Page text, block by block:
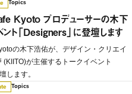
Topics
Kyoto プロデューサーの木下
ト「Designers」に登壇します
の木下浩佑が、デザイン・クリエイ
(KIITO)が主催するトークイベント
します。
Topics